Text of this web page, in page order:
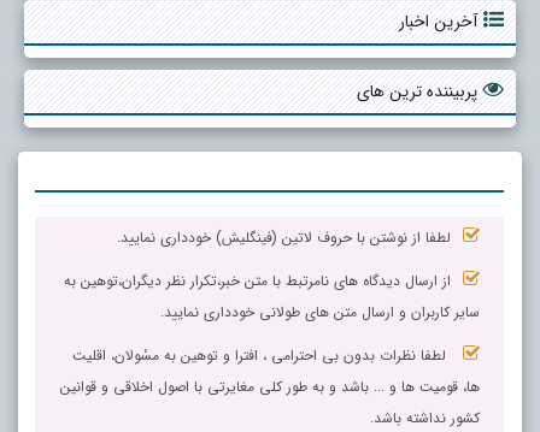
آخرین اخبار
پربیننده ترین های
لطفا از نوشتن با حروف لاتین (فینگلیش) خودداری نمایید.
از ارسال دیدگاه های نامرتبط با متن خبر،تکرار نظر دیگران،توهین به
سایر کاربران و ارسال متن های طولانی خودداری نمایید.
لطفا نظرات بدون بی احترامی ، افترا و توهین به مسٔولان، اقلیت
ها، قومیت ها و ... باشد و به طور کلی مغایرتی با اصول اخلاقی و قوانین
کشور نداشته باشد.